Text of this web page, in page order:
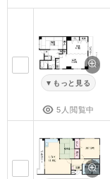
もっと見る
5人閲覧中